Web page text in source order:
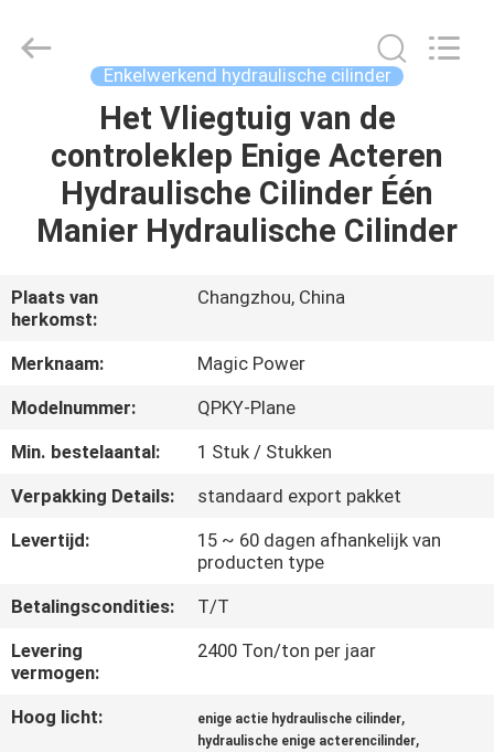
PRODUCTEN
OVER
ONS
FABRIEKSTOCHT
KWALITEITSCONTROLE
CONTACT
MET
ONS
OP
EQUIPMENT
CO.,LTD.
Enkelwerkend hydraulische cilinder
Het Vliegtuig van de
controleklep Enige Acteren
Hydraulische Cilinder Één
Manier Hydraulische Cilinder
Plaats van
herkomst:
Changzhou, China
Merknaam:
Magic Power
Modelnummer:
QPKY-Plane
Min. bestelaantal:
1 Stuk / Stukken
Verpakking Details:
standaard export pakket
Levertijd:
15 ~ 60 dagen afhankelijk van
producten type
Betalingscondities:
T/T
Levering
vermogen:
2400 Ton/ton per jaar
Hoog licht: enige actie hydraulische cilinder,
hydraulische enige acterencilinder,